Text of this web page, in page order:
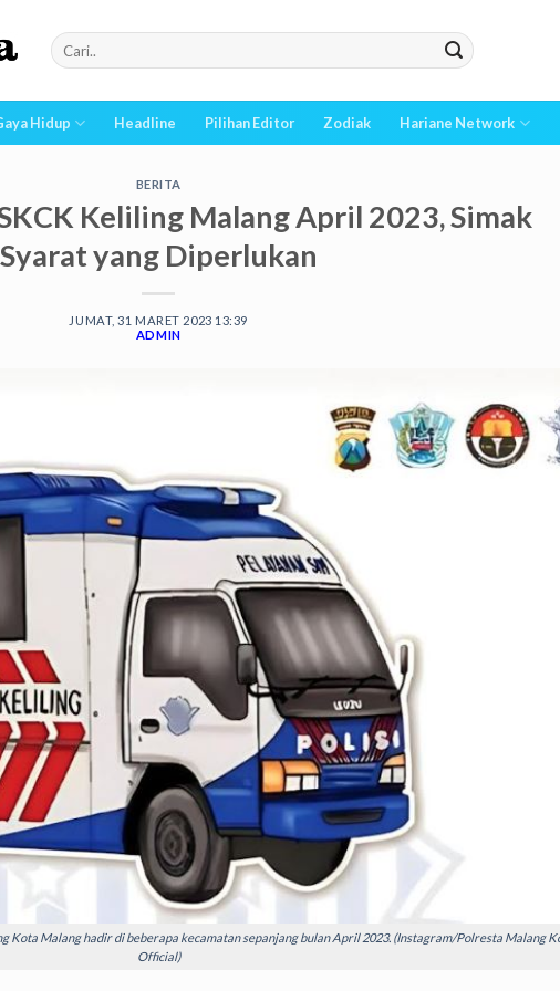
Hidup Headline Pilihan Editor Zodiak Hariane Network
BERITA
Keliling Malang April 2023, Simak
Syarat yang Diperlukan
JUMAT, 31 MARET 2023 13:39
ADMIN
Kota Malang hadir di beberapa kecamatan sepanjang bulan April 2023. (Instagram/Polresta Malang
Official)